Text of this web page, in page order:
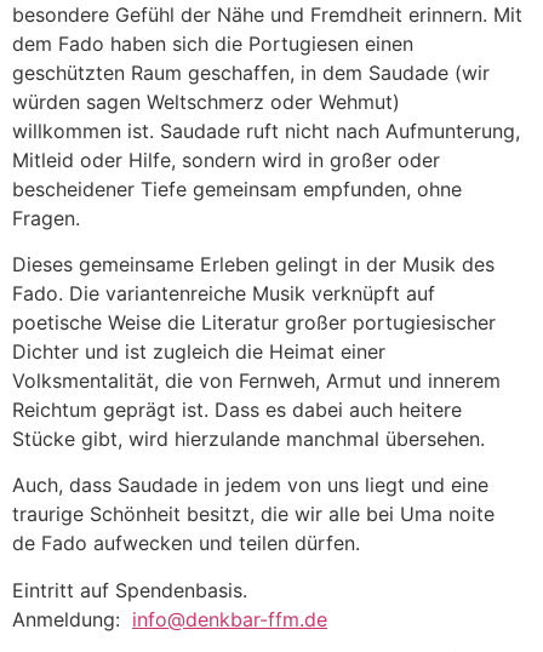
besondere Gefühl der Nähe und Fremdheit erinnern. Mit
dem Fado haben sich die Portugiesen einen
geschützten Raum geschaffen, in dem Saudade (wir
würden sagen Weltschmerz oder Wehmut)
willkommen ist. Saudade ruft nicht nach Aufmunterung,
Mitleid oder Hilfe, sondern wird in großer oder
bescheidener Tiefe gemeinsam empfunden, ohne
Fragen.
Dieses gemeinsame Erleben gelingt in der Musik des
Fado. Die variantenreiche Musik verknüpft auf
poetische Weise die Literatur großer portugiesischer
Dichter und ist zugleich die Heimat einer
Volksmentalität, die von Fernweh, Armut und innerem
Reichtum geprägt ist. Dass es dabei auch heitere
Stücke gibt, wird hierzulande manchmal übersehen.
Auch, dass Saudade in jedem von uns liegt und eine
traurige Schönheit besitzt, die wir alle bei Uma noite
de Fado aufwecken und teilen dürfen.
Eintritt auf Spendenbasis.
Anmeldung: info@denkbar-ffm.de